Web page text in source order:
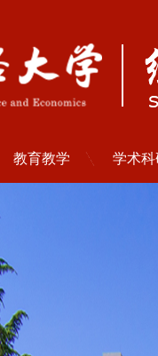
教育教学 学术科